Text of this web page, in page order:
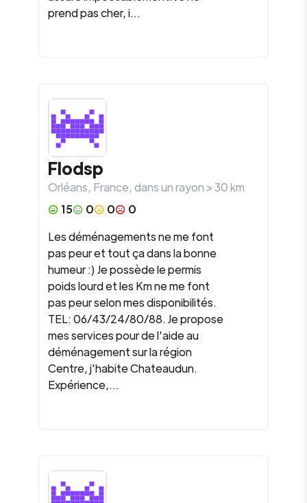
prend pas cher, i...
Flodsp
Orléans, France, dans un rayon >30km
15
0 0
0
Les déménagements ne me font
pas peur et tout ça dans la bonne
humeur :) Je possède le permis
poids lourd et les Km ne me font
pas peur selon mes disponibilités.
TEL: 06/43/24/80/88. Je propose
mes services pour de l'aide au
déménagement sur la région
Centre, j'habite Chateaudun.
Expérience,...